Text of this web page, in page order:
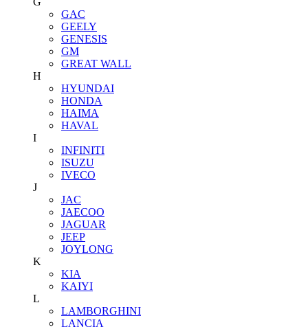
GAC
GEELY
GENESIS
GM
GREAT WALL
H
HYUNDAI
HONDA
HAIMA
HAVAL
I
INFINITI
ISUZU
IVECO
J
JAC
JAECOO
JAGUAR
JEEP
JOYLONG
K
KIA
KAIYI
L
LAMBORGHINI
LANCIA